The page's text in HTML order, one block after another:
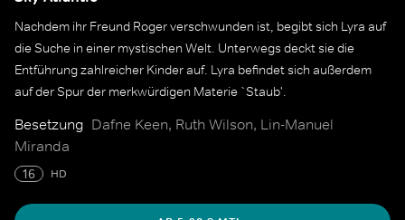
Nachdem ihr Freund Roger verschwunden ist, begibt sich Lyra auf
die Suche in einer mystischen Welt. Unterwegs deckt sie die
Entführung zahlreicher Kinder auf. Lyra befindet sich außerdem
auf der Spur der merkwürdigen Materie `Staub'.
Besetzung Dafne Keen, Ruth Wilson, Lin-Manuel
Miranda
16 HD